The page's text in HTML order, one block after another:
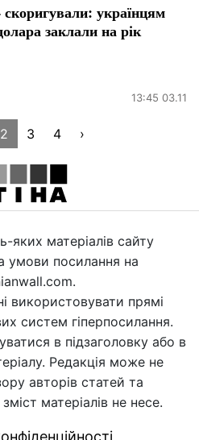
українцям
заклали на рік
13:45 03.11
2 3 4 ›
яких матеріалів сайту
умови посилання на
використовувати прямі
систем гіперпосилання.
в підзаголовку або в
Редакція може не
авторів статей та
матеріалів не несе.